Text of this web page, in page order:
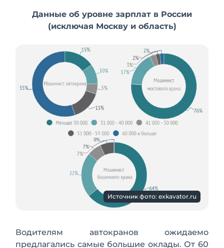
Данные об уровне зарплат в России
(исключая Москву и область)
Источник фото: exkavator.ru
Водителям автокранов ожидаемо
предлагались самые большие оклады. От 60